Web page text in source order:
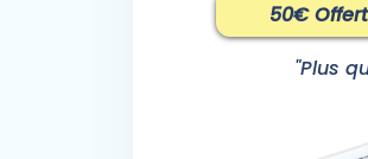
50€
"Plus